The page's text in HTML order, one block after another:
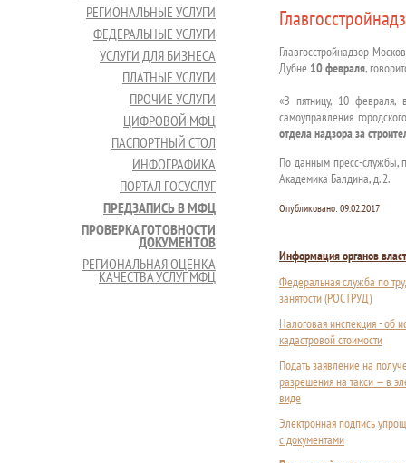
РЕГИОНАЛЬНЫЕ УСЛУГИ
ФЕДЕРАЛЬНЫЕ УСЛУГИ
УСЛУГИ ДЛЯ БИЗНЕСА
ПЛАТНЫЕ УСЛУГИ
ПРОЧИЕ УСЛУГИ
ЦИФРОВОЙ МФЦ
ПАСПОРТНЫЙ СТОЛ
ИНФОГРАФИКА
ПОРТАЛ ГОСУСЛУГ
ПРЕДЗАПИСЬ В МФЦ
ПРОВЕРКА ГОТОВНОСТИ
ДОКУМЕНТОВ
РЕГИОНАЛЬНАЯ ОЦЕНКА
КАЧЕСТВА УСЛУГ МФЦ
Главгосстройнадзор
Дубне 10 февраля,
«В пятницу, 10 февраля,
самоуправления
отдела надзора за
По данным пресс-службы,
Академика Балдина, д. 2.
Опубликовано: 09.02.2017
Информация органов
Федеральная служба по
занятости (РОСТРУД)
Налоговая инспекция - об
кадастровой стоимости
Подать заявление на
разрешения на такси — в
виде
Электронная подпись
с документами